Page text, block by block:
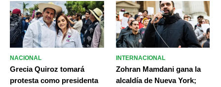
NACIONAL
Grecia Quiroz tomará
protesta como presidenta
INTERNACIONAL
Zohran Mamdani gana la
alcaldía de Nueva York;